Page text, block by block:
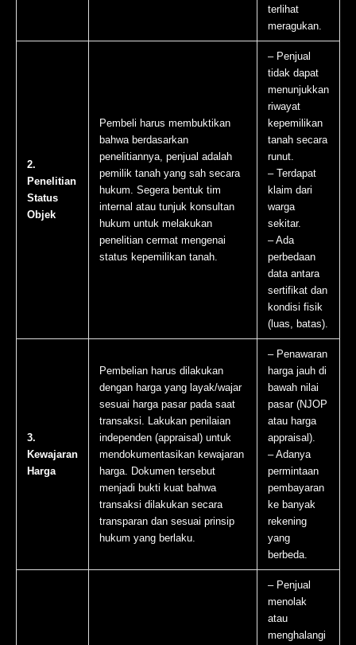
terlihat
meragukan.
2.
Penelitian
Status
Objek
Pembeli harus membuktikan
bahwa berdasarkan
penelitiannya, penjual adalah
pemilik tanah yang sah secara
hukum. Segera bentuk tim
internal atau tunjuk konsultan
hukum untuk melakukan
penelitian cermat mengenai
status kepemilikan tanah.
– Penjual
tidak dapat
menunjukkan
riwayat
kepemilikan
tanah secara
runut.
– Terdapat
klaim dari
warga
sekitar.
– Ada
perbedaan
data antara
sertifikat dan
kondisi fisik
(luas, batas).
3.
Kewajaran
Harga
Pembelian harus dilakukan
dengan harga yang layak/wajar
sesuai harga pasar pada saat
transaksi. Lakukan penilaian
independen (appraisal) untuk
mendokumentasikan kewajaran
harga. Dokumen tersebut
menjadi bukti kuat bahwa
transaksi dilakukan secara
transparan dan sesuai prinsip
hukum yang berlaku.
– Penawaran
harga jauh di
bawah nilai
pasar (NJOP
atau harga
appraisal).
– Adanya
permintaan
pembayaran
ke banyak
rekening
yang
berbeda.
– Penjual
menolak
atau
menghalangi